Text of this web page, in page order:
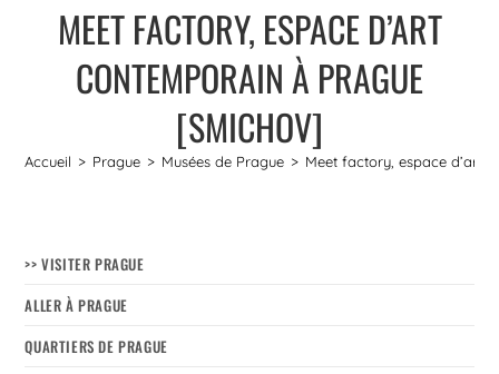
MEET FACTORY, ESPACE D’ART
CONTEMPORAIN À PRAGUE
[SMICHOV]
Accueil > Prague > Musées de Prague > Meet factory, espace d’art
>> VISITER PRAGUE
ALLER À PRAGUE
QUARTIERS DE PRAGUE